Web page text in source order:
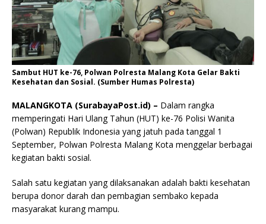
Sambut HUT ke-76, Polwan Polresta Malang Kota Gelar Bakti
Kesehatan dan Sosial. (Sumber Humas Polresta)
MALANGKOTA (SurabayaPost.id) – Dalam rangka
memperingati Hari Ulang Tahun (HUT) ke-76 Polisi Wanita
(Polwan) Republik Indonesia yang jatuh pada tanggal 1
September, Polwan Polresta Malang Kota menggelar berbagai
kegiatan bakti sosial.
Salah satu kegiatan yang dilaksanakan adalah bakti kesehatan
berupa donor darah dan pembagian sembako kepada
masyarakat kurang mampu.